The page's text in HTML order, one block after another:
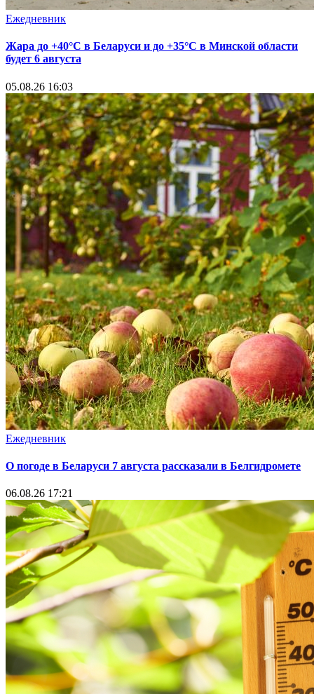
Ежедневник
Жара до +40°С в Беларуси и до +35°С в Минской области
будет 6 августа
05.08.26 16:03
Ежедневник
О погоде в Беларуси 7 августа рассказали в Белгидромете
06.08.26 17:21